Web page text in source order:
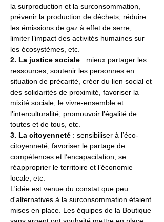
la surproduction et la surconsommation,
prévenir la production de déchets, réduire
les émissions de gaz à effet de serre,
limiter l’impact des activités humaines sur
les écosystèmes, etc.
2. La justice sociale : mieux partager les
ressources, soutenir les personnes en
situation de précarité, créer du lien social et
des solidarités de proximité, favoriser la
mixité sociale, le vivre-ensemble et
l’interculturalité, promouvoir l’égalité de
toutes et de tous, etc.
3. La citoyenneté : sensibiliser à l’éco-
citoyenneté, favoriser le partage de
compétences et l’encapacitation, se
réapproprier le territoire et l’économie
locale, etc.
L'idée est venue du constat que peu
d'alternatives à la surconsommation étaient
mises en place. Les équipes de la Boutique